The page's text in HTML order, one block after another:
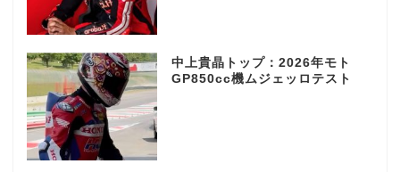
中上貴晶トップ：2026年モト
GP850cc機ムジェッロテスト